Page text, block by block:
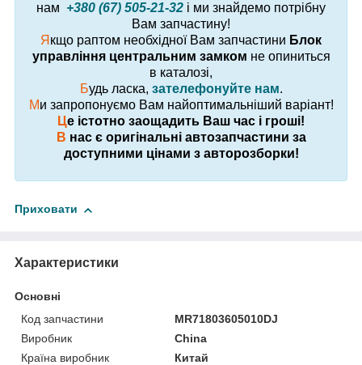
нам +380 (67) 505-21-32 і ми знайдемо потрібну
Вам запчастину!
Я кщо раптом необхідної Вам запчастини Блок
управління центральним замком не опиниться
в каталозі,
Будь ласка, зателефонуйте нам.
Ми запропонуємо Вам найоптимальніший варіант!
Це істотно заощадить Ваш час і гроші!
В нас є оригінальні автозапчастини за
доступними цінами з авторозборки!
Приховати
Характеристики
Основні
Код запчастини
MR71803605010DJ
Виробник
China
Країна виробник
Китай